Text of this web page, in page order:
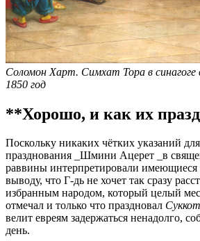
Соломон Харт. Симхат Тора в синагоге
1850 год
**Хорошо, и как их
Поскольку никаких чётких указаний
празднования _Шмини Ацерет _в
раввины интерпретировали
выводу, что Г-дь не хочет так сразу
избранным народом, который целый
отмечал и только что праздновал Суккот
велит евреям задержаться ненадолго,
день.